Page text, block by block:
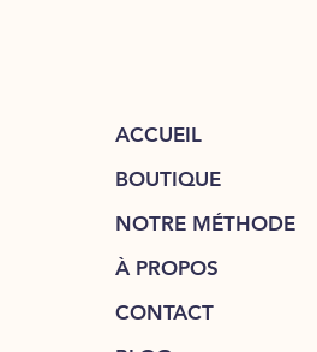
ACCUEIL
BOUTIQUE
NOTRE MÉTHODE
À PROPOS
CONTACT